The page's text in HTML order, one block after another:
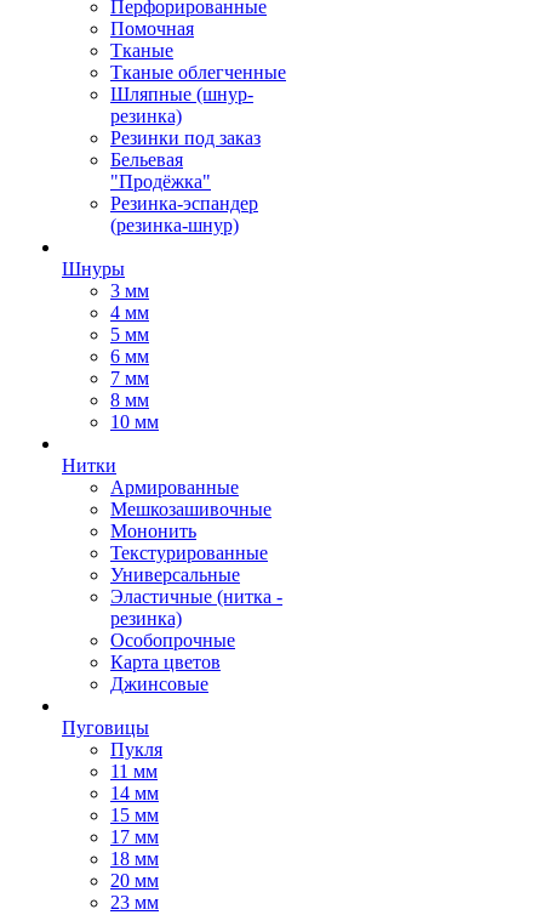
Перфорированные
Помочная
Тканые
Тканые облегченные
Шляпные (шнур-
резинка)
Резинки под заказ
Бельевая
"Продёжка"
Резинка-эспандер
(резинка-шнур)
Шнуры
3 мм
4 мм
5 мм
6 мм
7 мм
8 мм
10 мм
Нитки
Армированные
Мешкозашивочные
Мононить
Текстурированные
Универсальные
Эластичные (нитка -
резинка)
Особопрочные
Карта цветов
Джинсовые
Пуговицы
Пукля
11 мм
14 мм
15 мм
17 мм
18 мм
20 мм
23 мм